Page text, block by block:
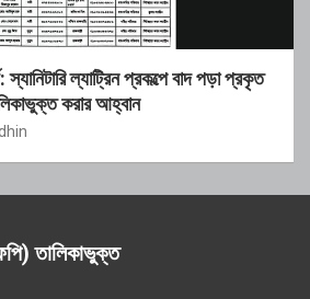
ল্যাট্রিন প্রকল্পে বাদ পড়া প্রকৃত
করার আহ্বান
তালিকাভুক্ত